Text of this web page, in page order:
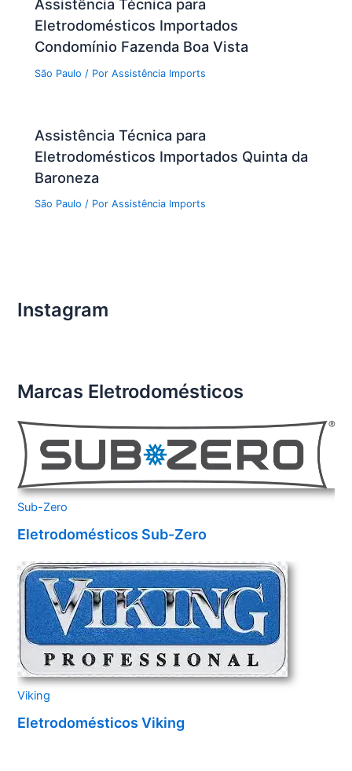
Assistência Técnica para
Eletrodomésticos Importados
Condomínio Fazenda Boa Vista
São Paulo / PorAssistência Imports
Assistência Técnica para
Eletrodomésticos Importados Quinta da
Baroneza
São Paulo / PorAssistência Imports
Instagram
Marcas Eletrodomésticos
Sub-Zero
Eletrodomésticos Sub-Zero
Viking
Eletrodomésticos Viking